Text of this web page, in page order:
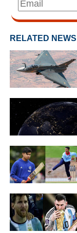
RELATED NEWS